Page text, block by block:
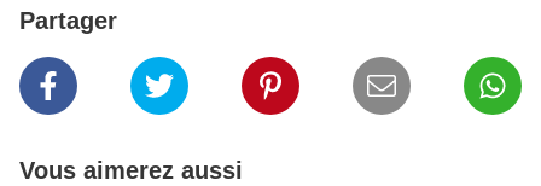
Partager
Vous aimerez aussi